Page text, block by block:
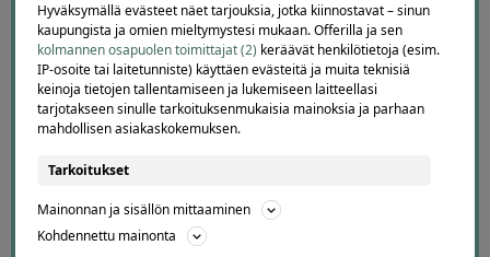
5 diiliä
Hyväksymällä evästeet näet tarjouksia, jotka kiinnostavat – sinun
kaupungista ja omien mieltymystesi mukaan. Offerilla ja sen
kolmannen osapuolen toimittajat (2) keräävät henkilötietoja (esim.
IP-osoite tai laitetunniste) käyttäen evästeitä ja muita teknisiä
keinoja tietojen tallentamiseen ja lukemiseen laitteellasi
tarjotakseen sinulle tarkoituksenmukaisia mainoksia ja parhaan
mahdollisen asiakaskokemuksen.
Tarkoitukset
Mainonnan ja sisällön mittaaminen
Kohdennettu mainonta